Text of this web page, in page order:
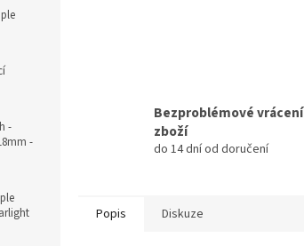
-
-
Bezproblémové vrácení
zboží
do 14 dní od doručení
Popis Diskuze